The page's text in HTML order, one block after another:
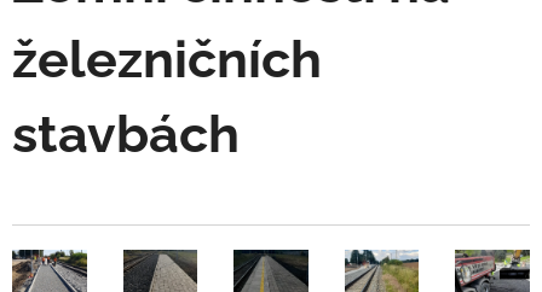
železničních
stavbách